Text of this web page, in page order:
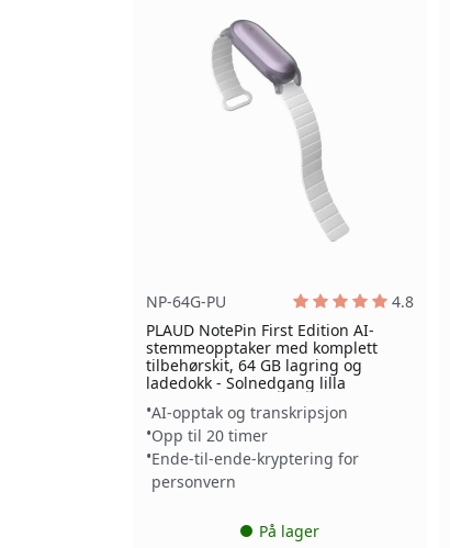
NP-64G-PU
4.8
PLAUD NotePin First Edition AI-
stemmeopptaker med komplett
tilbehørskit, 64 GB lagring og
ladedokk - Solnedgang lilla
AI-opptak og transkripsjon
Opp til 20 timer
Ende-til-ende-kryptering for
personvern
På lager